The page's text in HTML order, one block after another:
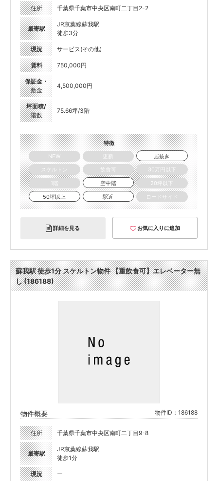
住所 千葉県千葉市中央区南町二丁目2-2
最寄駅
JR京葉線蘇我駅
徒歩3分
現況 サービス(その他)
賃料 750,000円
保証金・
敷金
4,500,000円
坪面積/
階数
75.66坪/3階
特徴
NEW
更新
居抜き
スケルトン
飲食可
30万円以下
1階
空中階
20坪以下
50坪以上
駅近 ロードサイド
詳細を見る お気に入りに追加
蘇我駅 徒歩1分 スケルトン物件 【重飲食可】エレベーター無
し (186188)
物件概要 物件ID：186188
住所 千葉県千葉市中央区南町二丁目9-8
最寄駅
JR京葉線蘇我駅
徒歩1分
現況 ー